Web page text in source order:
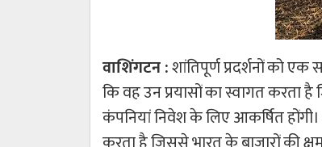
वाशिंगटन :शांतिपूर्ण प्रदर्शनों को
कि वह उन प्रयासों का स्वागत करता है
कंपनियां निवेश के लिए आकर्षित